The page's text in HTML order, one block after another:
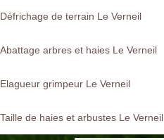
Défrichage de terrain Le Verneil
Abattage arbres et haies Le Verneil
Elagueur grimpeur Le Verneil
Taille de haies et arbustes Le Verneil